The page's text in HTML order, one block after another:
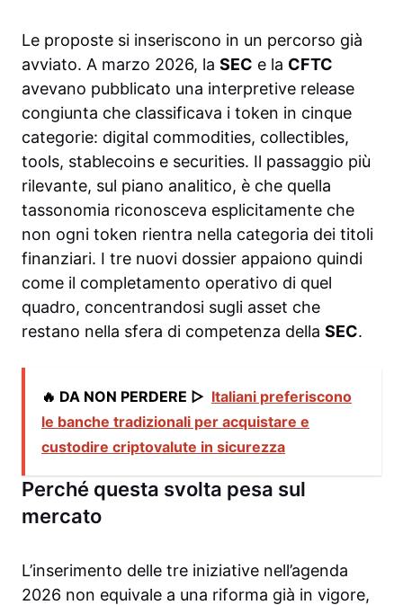
Le proposte si inseriscono in un percorso già
avviato. A marzo 2026, la SEC e la CFTC
avevano pubblicato una interpretive release
congiunta che classificava i token in cinque
categorie: digital commodities, collectibles,
tools, stablecoins e securities. Il passaggio più
rilevante, sul piano analitico, è che quella
tassonomia riconosceva esplicitamente che
non ogni token rientra nella categoria dei titoli
finanziari. I tre nuovi dossier appaiono quindi
come il completamento operativo di quel
quadro, concentrandosi sugli asset che
restano nella sfera di competenza della SEC.
🔥 DA NON PERDERE ▷ Italiani preferiscono
le banche tradizionali per acquistare e
custodire criptovalute in sicurezza
Perché questa svolta pesa sul
mercato
L’inserimento delle tre iniziative nell’agenda
2026 non equivale a una riforma già in vigore,